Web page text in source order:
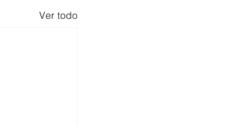
Ver todo